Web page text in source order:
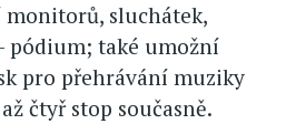
monitorů, sluchátek,
pódium; také umožní
pro přehrávání muziky
čtyř stop současně.